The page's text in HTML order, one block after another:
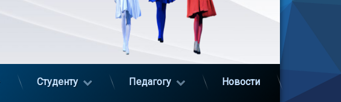
Студенту Педагогу Новости